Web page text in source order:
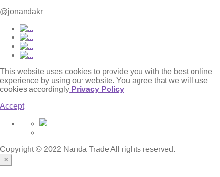
@jonandakr
This website uses cookies to provide you with the best online
experience by using our website. You agree that we will use
cookies accordingly Privacy Policy
Accept
Copyright © 2022 Nanda Trade All rights reserved.
×